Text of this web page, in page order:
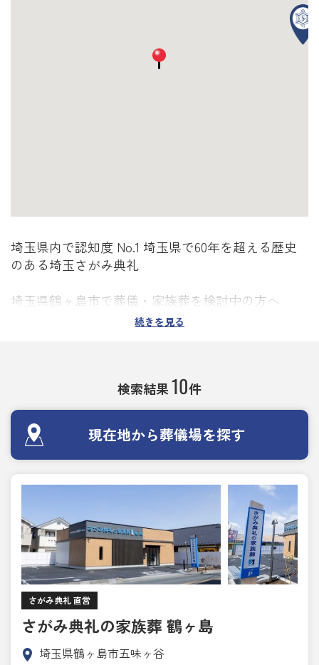
埼玉県内で認知度 No.1 埼玉県で60年を超える歴史
のある埼玉さがみ典礼
埼玉県鶴ヶ島市で葬儀・家族葬を検討中の方へ
朝霞市での葬儀・葬式・家族葬・社葬は、創業60年
希望に合わせたお葬式のかたちを選べる葬儀場・斎
場を探せます。
各葬儀場を利用した方の口コミや、斎場の施設情報
もご覧いただけます。
病院からの移動が必要なご遺族には、お近くで安置
ご案内しますので、深夜・早朝を問わずいつでもご
相談ください。
24時間・365日相談受付対応しております。
続きを見る
検索結果10件
現在地から葬儀場を探す
さがみ典礼 直営
さがみ典礼の家族葬 鶴ヶ島
埼玉県鶴ヶ島市五味ヶ谷